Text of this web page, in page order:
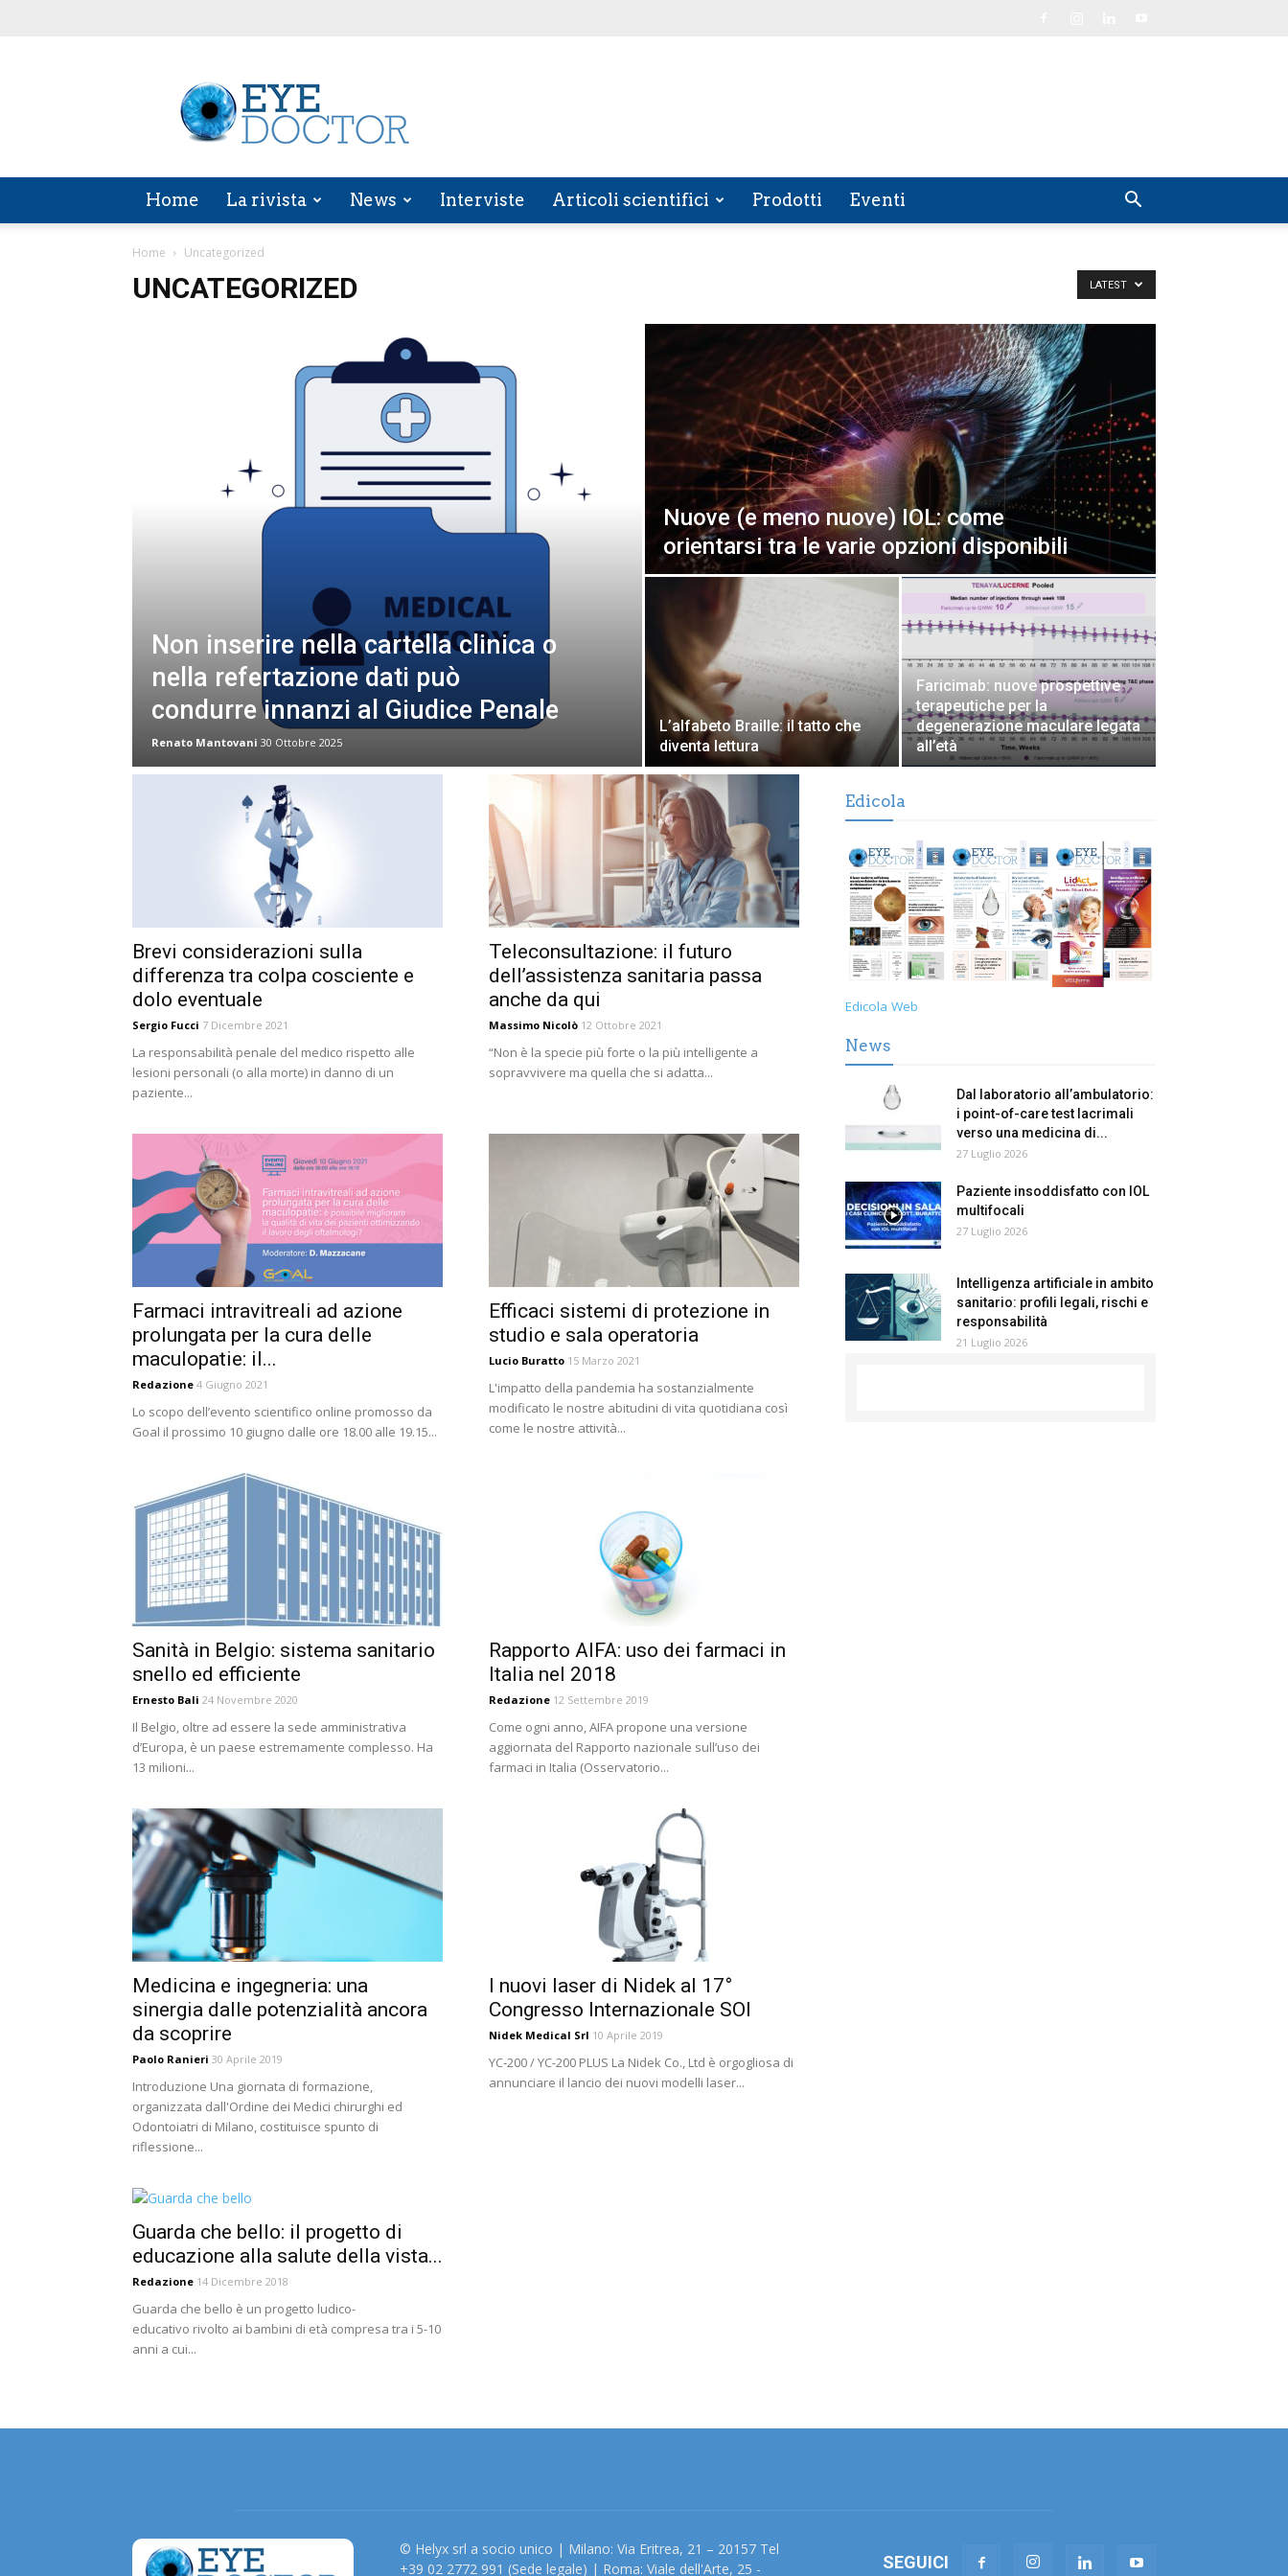
EYE
DOCTOR
Home La rivista News Interviste Articoli scientifici Prodotti Eventi
Home Uncategorized
UNCATEGORIZED LATEST
Non inserire nella cartella clinica o
nella refertazione dati può
condurre innanzi al Giudice Penale
Renato Mantovani 30 Ottobre 2025
Nuove (e meno nuove) IOL: come
orientarsi tra le varie opzioni disponibili
L’alfabeto Braille: il tatto che
diventa lettura
Faricimab: nuove prospettive
terapeutiche per la
degenerazione maculare legata
all’età
Brevi considerazioni sulla
differenza tra colpa cosciente e
dolo eventuale
Sergio Fucci 7 Dicembre 2021
La responsabilità penale del medico rispetto alle
lesioni personali (o alla morte) in danno di un
paziente...
Teleconsultazione: il futuro
dell’assistenza sanitaria passa
anche da qui
Massimo Nicolò 12 Ottobre 2021
“Non è la specie più forte o la più intelligente a
sopravvivere ma quella che si adatta...
Farmaci intravitreali ad azione
prolungata per la cura delle
maculopatie: il...
Redazione 4 Giugno 2021
Lo scopo dell’evento scientifico online promosso da
Goal il prossimo 10 giugno dalle ore 18.00 alle 19.15...
Efficaci sistemi di protezione in
studio e sala operatoria
Lucio Buratto 15 Marzo 2021
L'impatto della pandemia ha sostanzialmente
modificato le nostre abitudini di vita quotidiana così
come le nostre attività...
Sanità in Belgio: sistema sanitario
snello ed efficiente
Ernesto Bali 24 Novembre 2020
Il Belgio, oltre ad essere la sede amministrativa
d’Europa, è un paese estremamente complesso. Ha
13 milioni...
Rapporto AIFA: uso dei farmaci in
Italia nel 2018
Redazione 12 Settembre 2019
Come ogni anno, AIFA propone una versione
aggiornata del Rapporto nazionale sull’uso dei
farmaci in Italia (Osservatorio...
Medicina e ingegneria: una
sinergia dalle potenzialità ancora
da scoprire
Paolo Ranieri 30 Aprile 2019
Introduzione Una giornata di formazione,
organizzata dall'Ordine dei Medici chirurghi ed
Odontoiatri di Milano, costituisce spunto di
riflessione...
I nuovi laser di Nidek al 17°
Congresso Internazionale SOI
Nidek Medical Srl 10 Aprile 2019
YC-200 / YC-200 PLUS La Nidek Co., Ltd è orgogliosa di
annunciare il lancio dei nuovi modelli laser...
Guarda che bello: il progetto di
educazione alla salute della vista...
Redazione 14 Dicembre 2018
Guarda che bello è un progetto ludico-
educativo rivolto ai bambini di età compresa tra i 5-10
anni a cui...
Edicola
Edicola Web
News
Dal laboratorio all’ambulatorio:
i point-of-care test lacrimali
verso una medicina di...
27 Luglio 2026
Paziente insoddisfatto con IOL
multifocali
27 Luglio 2026
Intelligenza artificiale in ambito
sanitario: profili legali, rischi e
responsabilità
21 Luglio 2026
© Helyx srl a socio unico | Milano: Via Eritrea, 21 – 20157 Tel
+39 02 2772 991 (Sede legale) | Roma: Viale dell'Arte, 25 -
SEGUICI